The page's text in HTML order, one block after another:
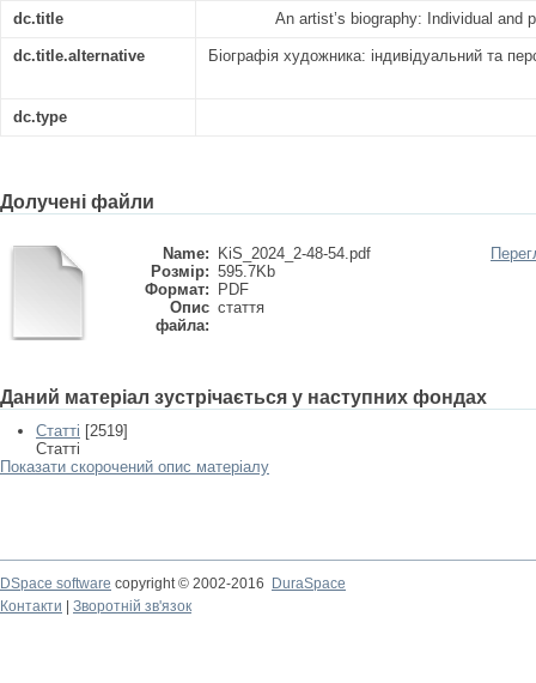
dc.title An artist’s biography: Individual and
dc.title.alternative Біографія художника: індивідуальний та
dc.type
Долучені файли
Name:
KiS_2024_2-48-54.pdf
Розмір: 595.7Kb
Формат:
PDF
Опис
файла:
стаття
Даний матеріал зустрічається у наступних фондах
Статті [2519]
Статті
Показати скорочений опис матеріалу
DSpace software copyright © 2002-2016
DuraSpace
Контакти
Зворотній зв'язок